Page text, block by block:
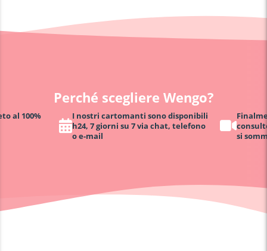
Perché scegliere Wengo?
al 100%
I nostri cartomanti sono disponibili
h24, 7 giorni su 7 via chat, telefono
o e-mail
si